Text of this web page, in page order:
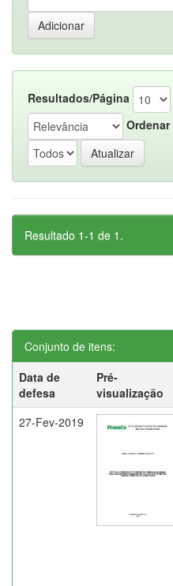
Resultados/Página
Ordenar
Resultado 1-1 de 1.
Conjunto de itens:
Data de
defesa
Pré-
visualização
27-Fev-2019